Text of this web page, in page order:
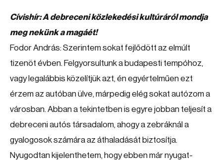
Cívishír: A debreceni közlekedési kultúráról mondja
meg nekünk a magáét!
Fodor András: Szerintem sokat fejlődött az elmúlt
tizenöt évben. Felgyorsultunk a budapesti tempóhoz,
vagy legalábbis közelítjük azt, én egyértelműen ezt
érzem az autóban ülve, márpedig elég sokat autózom a
városban. Abban a tekintetben is egyre jobban teljesít a
debreceni autós társadalom, ahogy a zebráknál a
gyalogosok számára az áthaladását biztosítja.
Nyugodtan kijelenthetem, hogy ebben már nyugat-